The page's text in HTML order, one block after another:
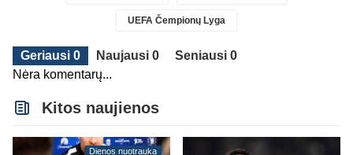
UEFA Čempionų Lyga
Geriausi 0 Naujausi 0
Seniausi 0
Nėra komentarų...
Kitos naujienos
Dienos nuotrauka